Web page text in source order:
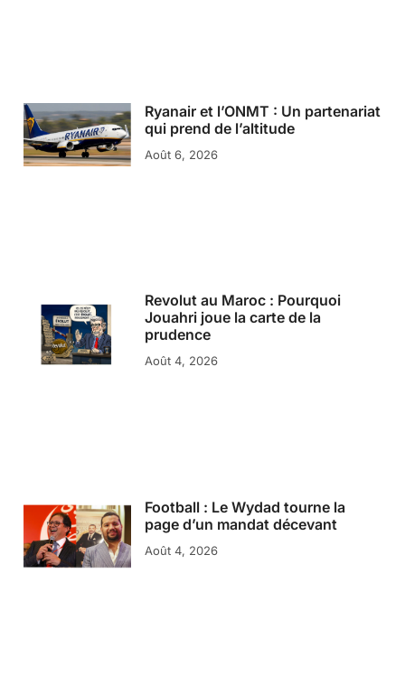
Ryanair et l’ONMT : Un partenariat
qui prend de l’altitude
Août 6, 2026
Revolut au Maroc : Pourquoi
Jouahri joue la carte de la
prudence
Août 4, 2026
Football : Le Wydad tourne la
page d’un mandat décevant
Août 4, 2026